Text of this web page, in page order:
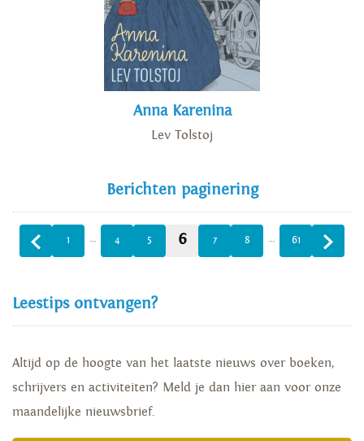
Anna Karenina
Lev Tolstoj
Berichten paginering
1 … 4 5 6 7 8 … 61
Leestips ontvangen?
Altijd op de hoogte van het laatste nieuws over boeken,
schrijvers en activiteiten? Meld je dan hier aan voor onze
maandelijke nieuwsbrief.